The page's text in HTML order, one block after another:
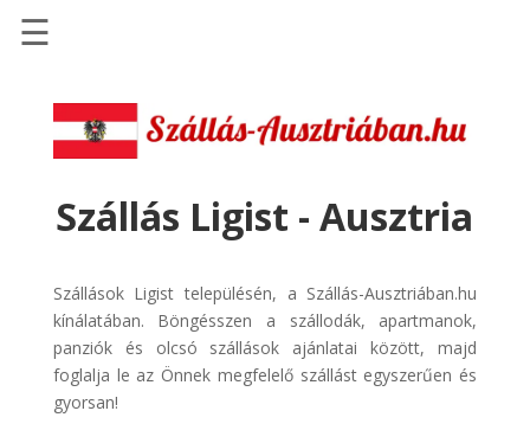
Szállások
Szállásinfo.eu
Repülőjegy
Autóbérlés
Discover
Cars
☰
Szállás Ligist - Ausztria
Szállások Ligist településén, a Szállás-Ausztriában.hu
kínálatában. Böngésszen a szállodák, apartmanok,
panziók és olcsó szállások ajánlatai között, majd
foglalja le az Önnek megfelelő szállást egyszerűen és
gyorsan!